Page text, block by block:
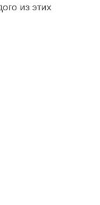
из этих